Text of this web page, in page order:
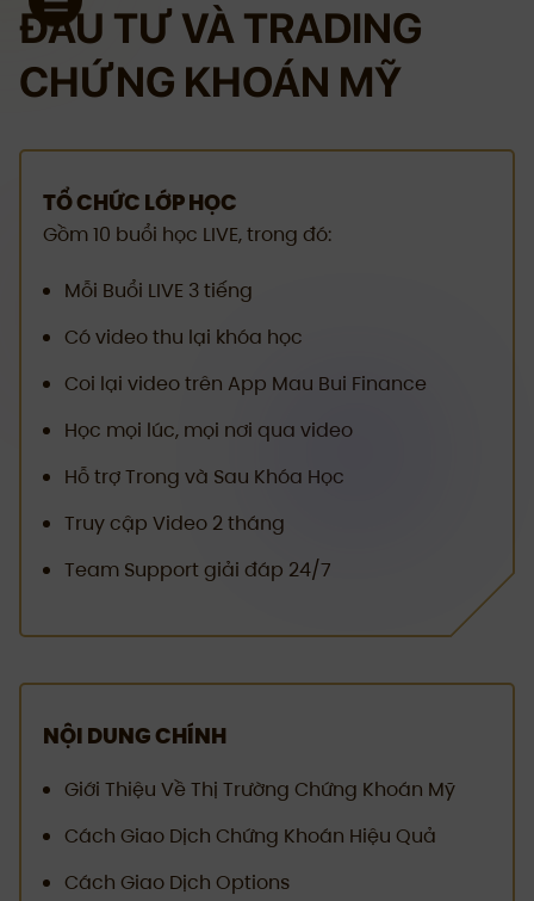
ĐẦU TƯ VÀ TRADING
CHỨNG KHOÁN MỸ
TỔ CHỨC LỚP HỌC
Gồm 10 buổi học LIVE, trong đó:
Mỗi Buổi LIVE 3 tiếng
Có video thu lại khóa học
Coi lại video trên App Mau Bui Finance
Học mọi lúc, mọi nơi qua video
Hỗ trợ Trong và Sau Khóa Học
Truy cập Video 2 tháng
Team Support giải đáp 24/7
NỘI DUNG CHÍNH
Giới Thiệu Về Thị Trường Chứng Khoán Mỹ
Cách Giao Dịch Chứng Khoán Hiệu Quả
Cách Giao Dịch Options